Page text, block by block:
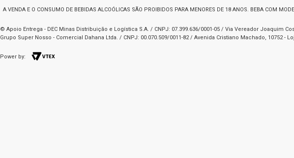
A VENDA E O CONSUMO DE BEBIDAS ALCOÓLICAS SÃO PROIBIDOS PARA MENORES DE 18 ANOS. BEBA COM
© Apoio Entrega - DEC Minas Distribuição e Logística S.A. / CNPJ: 07.399.636/0001-05 / Via Vereador Joaquim
Grupo Super Nosso - Comercial Dahana Ltda. / CNPJ: 00.070.509/0011-82 / Avenida Cristiano Machado, 10752 -
Power by: